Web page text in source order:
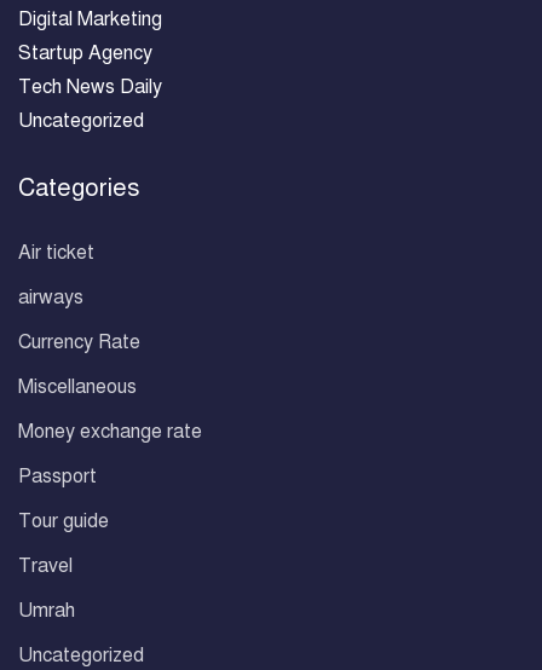
Digital Marketing
Startup Agency
Tech News Daily
Uncategorized
Categories
Air ticket
airways
Currency Rate
Miscellaneous
Money exchange rate
Passport
Tour guide
Travel
Umrah
Uncategorized